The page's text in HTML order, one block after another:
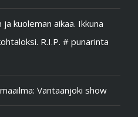
kuoleman aikaa. Ikkuna
R.I.P. # punarinta
Vantaanjoki show